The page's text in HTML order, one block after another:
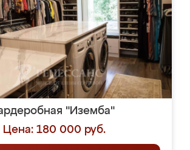
"Иземба"
Цена: 180 000 руб.